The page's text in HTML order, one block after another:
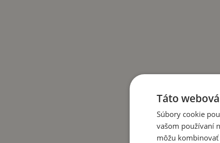
Táto
Súbory cookie
vašom používaní
môžu